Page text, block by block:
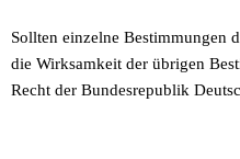
Sollten einzelne Bestimmungen
die Wirksamkeit der übrigen
Recht der Bundesrepublik